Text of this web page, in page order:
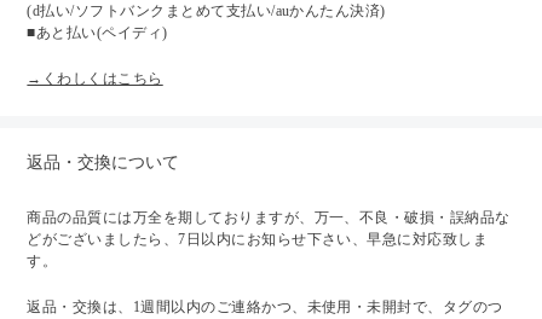
(d払い/ソフトバンクまとめて支払い/auかんたん決済)
■あと払い(ペイディ)
→くわしくはこちら
返品・交換について
商品の品質には万全を期しておりますが、万一、不良・破損・誤納品な
どがございましたら、7日以内にお知らせ下さい、早急に対応致しま
す。
返品・交換は、1週間以内のご連絡かつ、未使用・未開封で、タグのつ